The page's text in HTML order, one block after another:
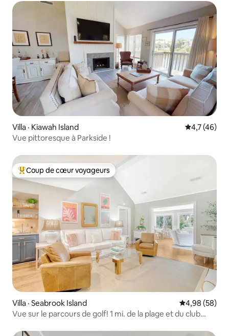
Villa · Kiawah Island Note
4,7 (46)
Vue pittoresque à Parkside !
Coup de cœur voyageurs parmi les plus aimés
Coup de cœur voyageurs
Villa · Seabrook Island Note
4,98 (58)
Vue sur le parcours de golf! 1 mi. de la plage et du club